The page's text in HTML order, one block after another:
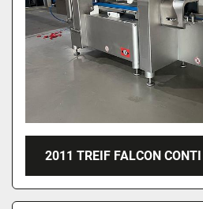
2011 TREIF FALCON